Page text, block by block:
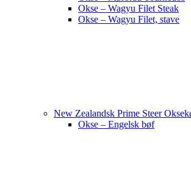
Okse – Wagyu Filet Steak
Okse – Wagyu Filet, stave
New Zealandsk Prime Steer
Okse – Engelsk bøf